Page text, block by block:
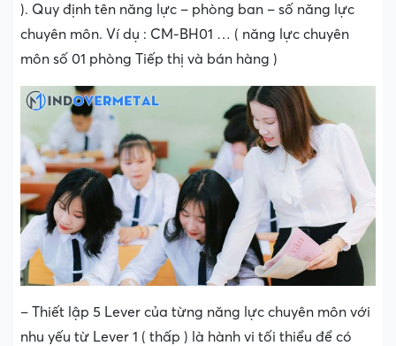
). Quy định tên năng lực – phòng ban – số năng lực
chuyên môn. Ví dụ : CM-BH01 … ( năng lực chuyên
môn số 01 phòng Tiếp thị và bán hàng )
– Thiết lập 5 Lever của từng năng lực chuyên môn với
nhu yếu từ Lever 1 ( thấp ) là hành vi tối thiểu để có